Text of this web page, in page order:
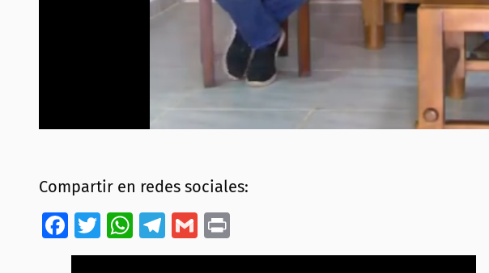
Compartir en redes sociales:
Facebook
Twitter
WhatsApp
Telegram
Gmail